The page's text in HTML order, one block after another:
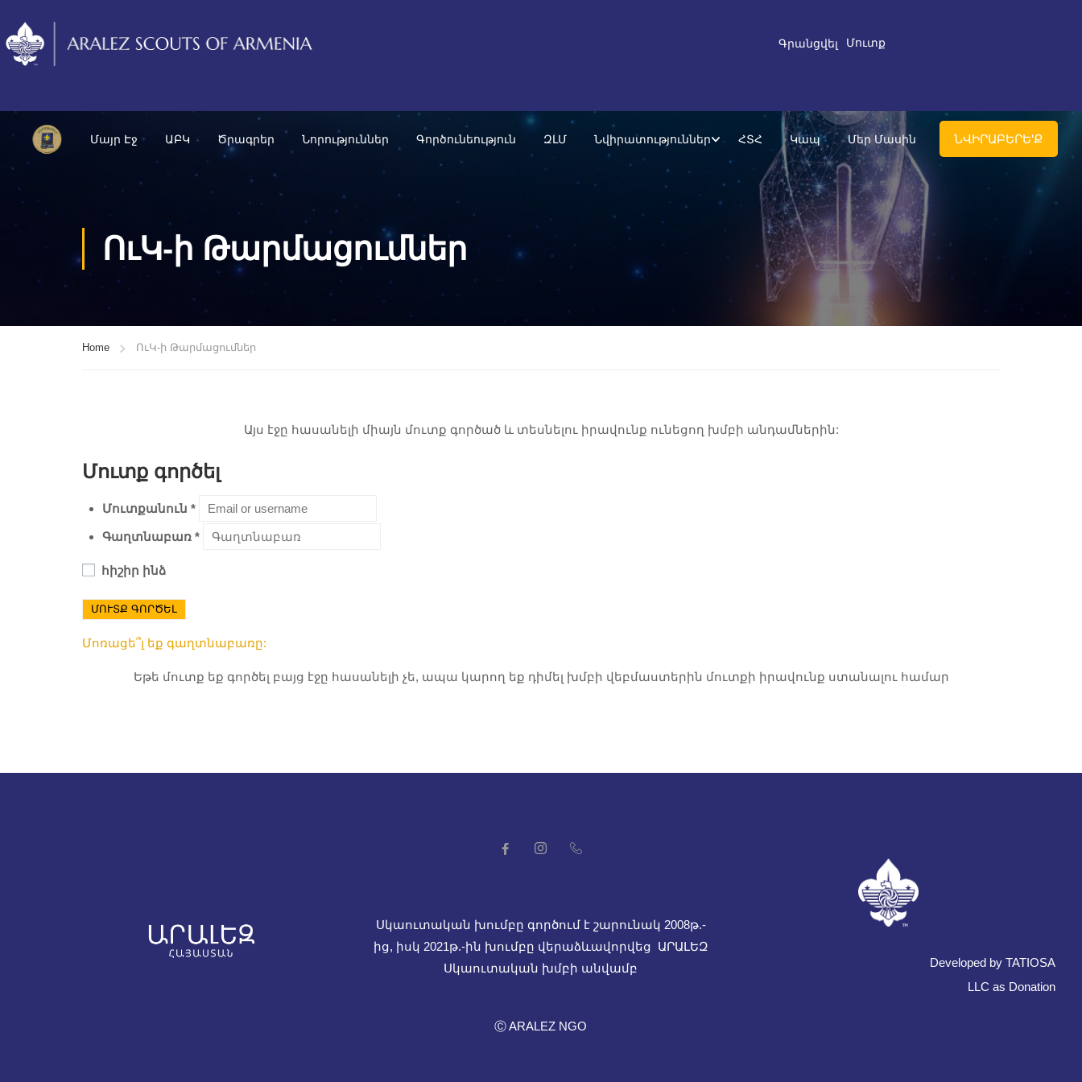
Գրանցվել Մուտք
Մայր Էջ ԱԲԿ Ծրագրեր Նորություններ Գործունեություն ԶԼՄ Նվիրատություններ ՀՏՀ Կապ Մեր Մասին ՆՎԻՐԱԲԵՐԵ'Ք
ՈւԿ-ի Թարմացումներ
Home ՈւԿ-ի Թարմացումներ
Այս էջը հասանելի միայն մուտք գործած և տեսնելու իրավունք ունեցող խմբի անդամներին:
Մուտք գործել
Մուտքանուն *
Գաղտնաբառ *
հիշիր ինձ
ՄՈՒՏՔ ԳՈՐԾԵԼ
Մոռացե՞լ եք գաղտնաբառը:
Եթե մուտք եք գործել բայց էջը հասանելի չե, ապա կարող եք դիմել խմբի վեբմաստերին մուտքի իրավունք ստանալու համար
Սկաուտական խումբը գործում է շարունակ 2008թ.-
ից, իսկ 2021թ.-ին խումբը վերաձևավորվեց ԱՐԱԼԵԶ
Սկաուտական խմբի անվամբ
Ⓒ ARALEZ NGO
Developed by TATIOSA
LLC as Donation